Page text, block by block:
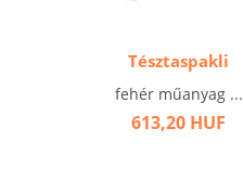
Tésztaspakli
fehér műanyag ...
613,20 HUF